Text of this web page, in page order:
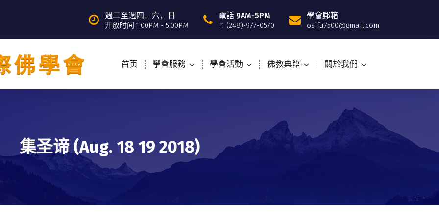
週二至週四，六，日
开放时间 1:00PM - 5:00PM
電話 9AM-5PM
+1 (248)-977-0570
學會郵箱
osifu7500@gmail.com
首页 學會服務 學會活動 佛教典籍 關於我們
集圣谛 (Aug. 18 19 2018)